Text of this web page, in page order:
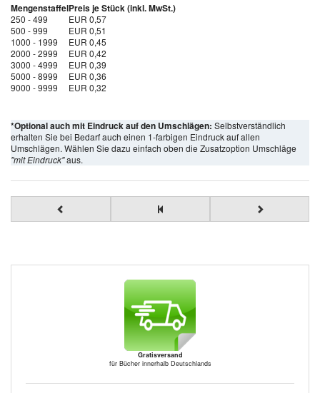
MengenstaffelPreis je Stück (inkl. MwSt.)
250 - 499
EUR 0,57
500 - 999
EUR 0,51
1000 - 1999
EUR 0,45
2000 - 2999
EUR 0,42
3000 - 4999
EUR 0,39
5000 - 8999
EUR 0,36
9000 - 9999
EUR 0,32
*Optional auch mit Eindruck auf den Umschlägen: Selbstverständlich
erhalten Sie bei Bedarf auch einen 1-farbigen Eindruck auf allen
Umschlägen. Wählen Sie dazu einfach oben die Zusatzoption Umschläge
"mit Eindruck"aus.
Gratisversand
für Bücher innerhalb Deutschlands